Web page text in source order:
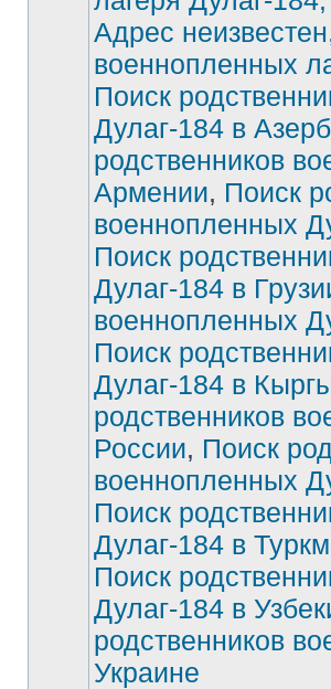
Нет
сообщений
Адрес
военнопленных
Поиск
Дулаг-184 в
родственников
Армении, Поиск
военнопленных
Поиск
Дулаг-184 в
военнопленных
Поиск
Дулаг-184 в
родственников
России, Поиск
военнопленных
Поиск
Дулаг-184 в
Поиск
Дулаг-184 в
родственников
Украине